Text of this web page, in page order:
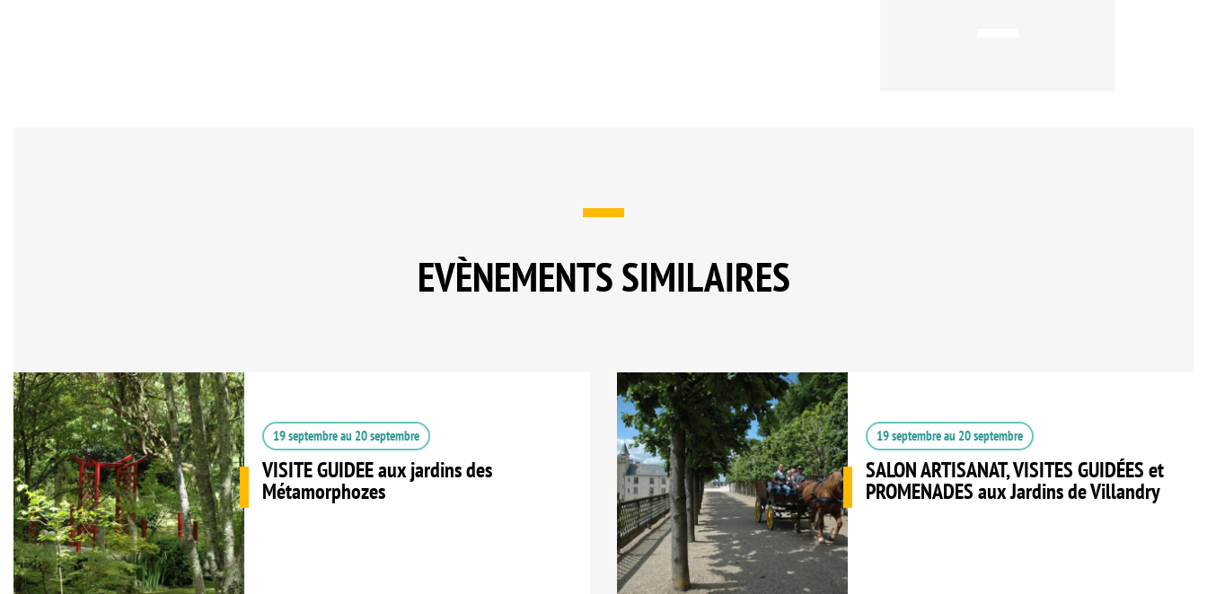
EVÈNEMENTS SIMILAIRES
19 septembreau 20 septembre
VISITE GUIDEE aux jardins des
Métamorphozes
19 septembreau 20 septembre
SALON ARTISANAT, VISITES GUIDÉES et
PROMENADES aux Jardins de Villandry